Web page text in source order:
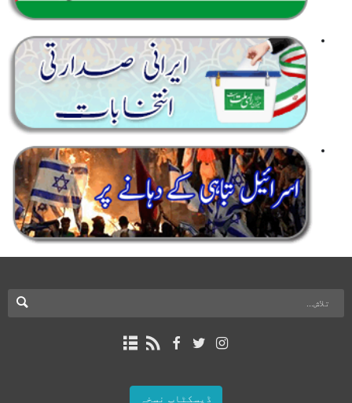
ڈیسکٹاپ نسخہ